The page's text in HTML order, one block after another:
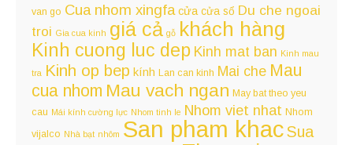
van go Cua nhom xingfa cửa cửa sổ Du che ngoai
troi Gia cua kinh giá cả gỗ khách hàng
Kinh cuong luc dep Kinh mat ban Kinh mau
tra Kinh op bep kính Lan can kinh Mai che Mau
cua nhom Mau vach ngan May bat theo yeu
cau Mái kính cường lực Nhom tinh le Nhom viet nhat Nhom
vijalco Nhà bạt nhôm San pham khacSua